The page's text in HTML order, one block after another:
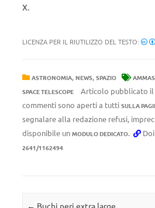
X.
LICENZA PER IL RIUTILIZZO DEL TESTO:
ASTRONOMIA, NEWS, SPAZIO
SPACE TELESCOPE
Articolo pubblicato il
commenti sono aperti a tutti SULLA
segnalare alla redazione refusi,
disponibile un MODULO DEDICATO.
2641/1162494
Navigazione articolo
← Buchi neri extra large